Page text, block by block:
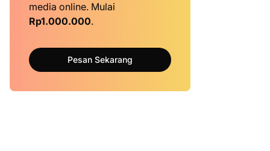
media online. Mulai
Rp1.000.000.
Pesan Sekarang